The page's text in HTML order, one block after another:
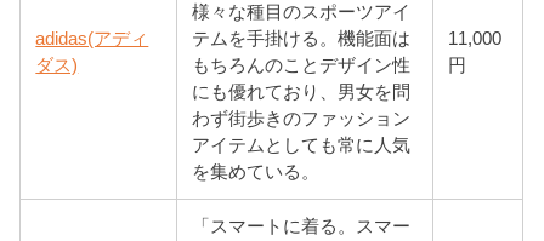
adidas(アディ
ダス)
様々な種目のスポーツアイ
テムを手掛ける。機能面は
もちろんのことデザイン性
にも優れており、男女を問
わず街歩きのファッション
アイテムとしても常に人気
を集めている。
11,000
円
「スマートに着る。スマー